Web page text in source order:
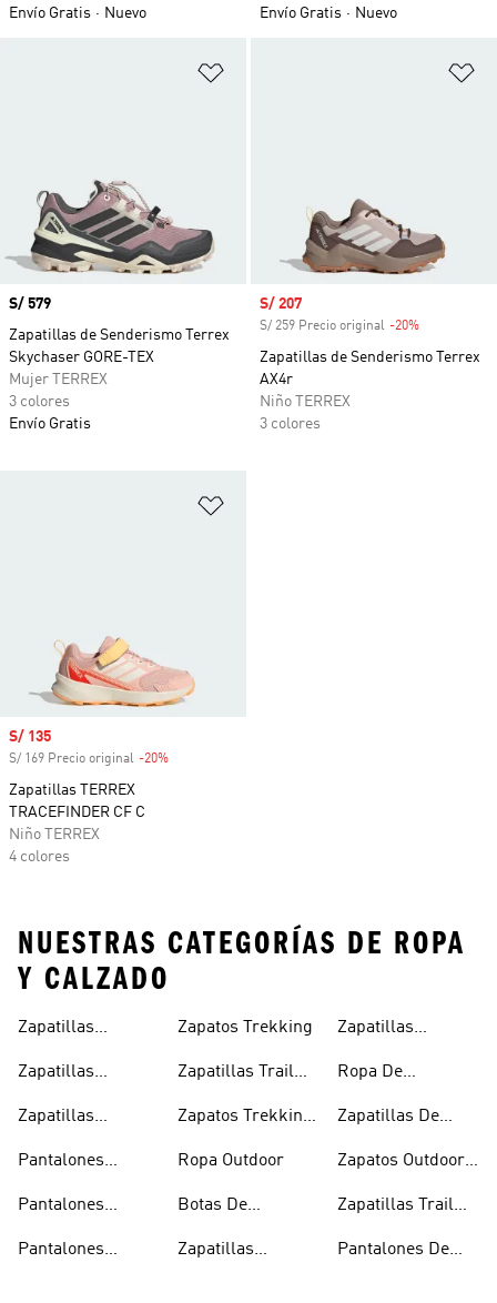
Envío Gratis
Nuevo
Envío Gratis
Nuevo
Precio
S/ 579
Zapatillas de Senderismo Terrex
Skychaser GORE-TEX
Mujer TERREX
3 colores
Envío Gratis
Precio de venta
S/ 207
S/ 259 Precio original -20%
Zapatillas de Senderismo Terrex
AX4r
Niño TERREX
3 colores
Precio de venta
S/ 135
S/ 169 Precio original -20%
Zapatillas TERREX
TRACEFINDER CF C
Niño TERREX
4 colores
NUESTRAS CATEGORÍAS DE ROPA
Y CALZADO
Zapatillas
Zapatillas
Zapatillas
Pantalones
Pantalones
Pantalones
Zapatos Trekking
Zapatillas Trail
Zapatos Trekking
Ropa Outdoor
Botas De
Zapatillas
Hombre
Zapatillas
Mujer
Ropa De
Zapatillas De
Montañismo
Zapatos Outdoor
Zapatillas Trail
Pantalones De